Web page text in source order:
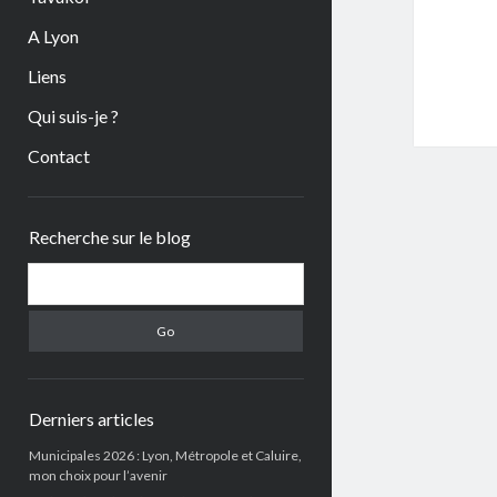
A Lyon
Liens
Qui suis-je ?
Contact
Recherche sur le blog
Derniers articles
Municipales 2026 : Lyon, Métropole et Caluire,
mon choix pour l’avenir